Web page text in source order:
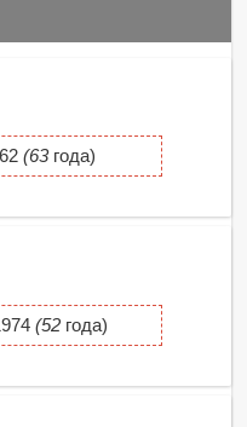
(63года)
(52года)